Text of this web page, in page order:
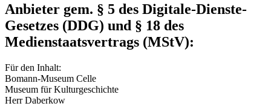
Anbieter gem. § 5 des Digitale-Dienste-
Gesetzes (DDG) und § 18 des
Medienstaatsvertrags (MStV):
Für den Inhalt:
Bomann-Museum Celle
Museum für Kulturgeschichte
Herr Daberkow